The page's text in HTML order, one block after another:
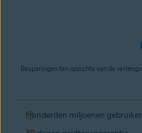
Honderden miljoenen
Besparingen ten opzichte van de